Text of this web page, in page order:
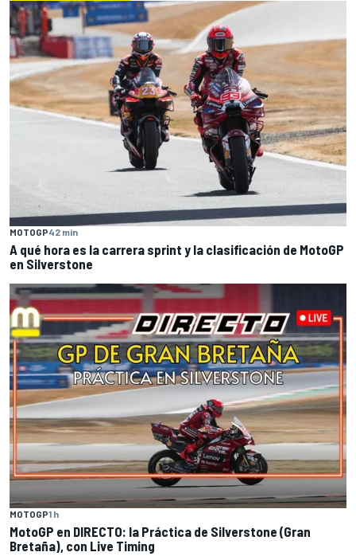
MOTOGP42 min
A qué hora es la carrera sprint y la clasificación de MotoGP
en Silverstone
MOTOGP1 h
MotoGP en DIRECTO: la Práctica de Silverstone (Gran
Bretaña), con Live Timing